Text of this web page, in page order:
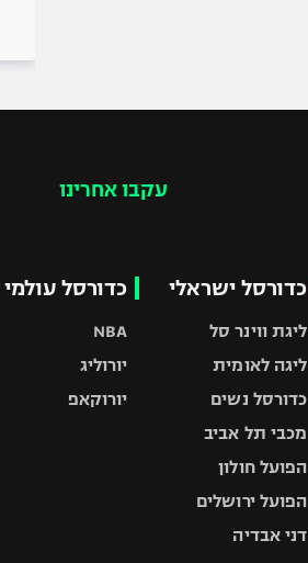
עקבו אחרינו
כדורסל ישראלי
ליגת ווינר סל
ליגה לאומית
כדורסל נשים
מכבי תל אביב
הפועל חולון
הפועל ירושלים
דני אבדיה
כדורסל עולמי
NBA
יורוליג
יורוקאפ